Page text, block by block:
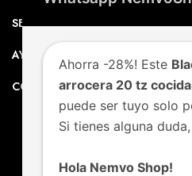
SERVICIO AL CLIENTE
AYUDA
CONTACTO
Ahorra -28%! Este
arrocera 20 tz
puede ser tuyo solo
Si tienes alguna
Hola Nemvo Shop!